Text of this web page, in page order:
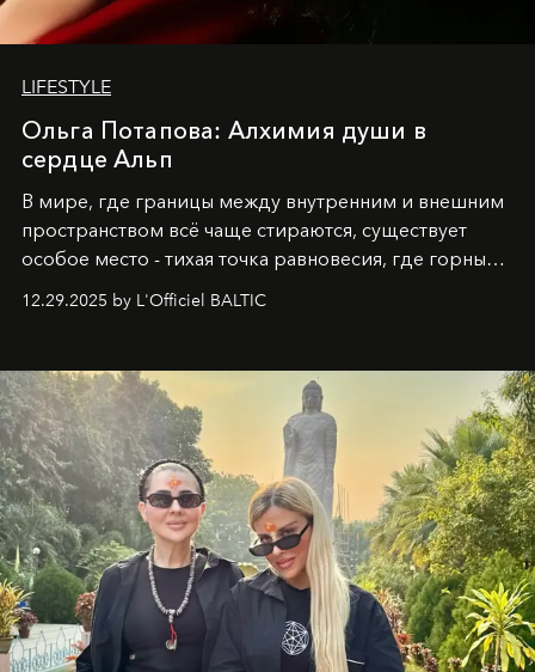
LIFESTYLE
Ольга Потапова: Алхимия души в
сердце Альп
В мире, где границы между внутренним и внешним
пространством всё чаще стираются, существует
особое место - тихая точка равновесия, где горные
вершины Швейцарии встречаются с бездонными
глубинами человеческой души. Здесь, на стыке
Ольга Потапова - женщина, чей путь от поиска
истины превратился в искусство превращения
человеческих кризисов в возможности для
возрождения.
12.29.2025 by L'Officiel BALTIC